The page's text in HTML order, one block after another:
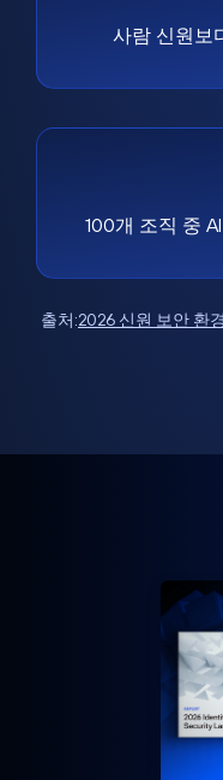
사람 신원보
100개 조직 중
출처:2026 신원 보안 환경